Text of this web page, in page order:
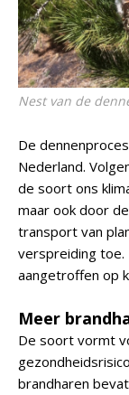
Nest van de
De
Nederland.
de soort ons
maar ook door
transport van
verspreiding toe.
aangetroffen op
Meer
De soort vormt
brandharen